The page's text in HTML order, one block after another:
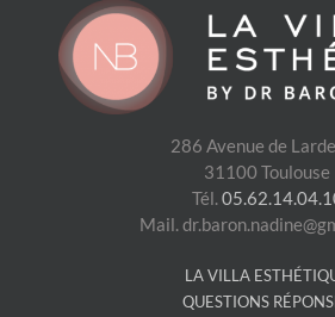
286 Avenue de
31100 Toulouse
Tél.
Mail.
LA VILLA
QUESTIONS